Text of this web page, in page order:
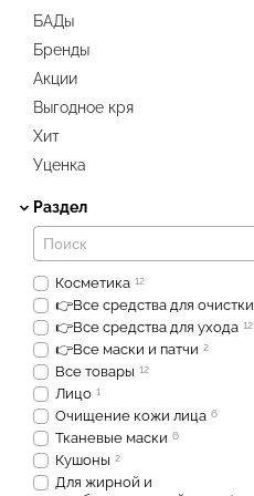
БАДы
Бренды
Акции
Выгодное кря
Хит
Уценка
Раздел
Косметика 12
👉Все средства для очистки
👉Все средства для ухода 12
👉Все маски и патчи 2
Все товары 12
Лицо 1
Очищение кожи лица 6
Тканевые маски 6
Кушоны 2
Для жирной и